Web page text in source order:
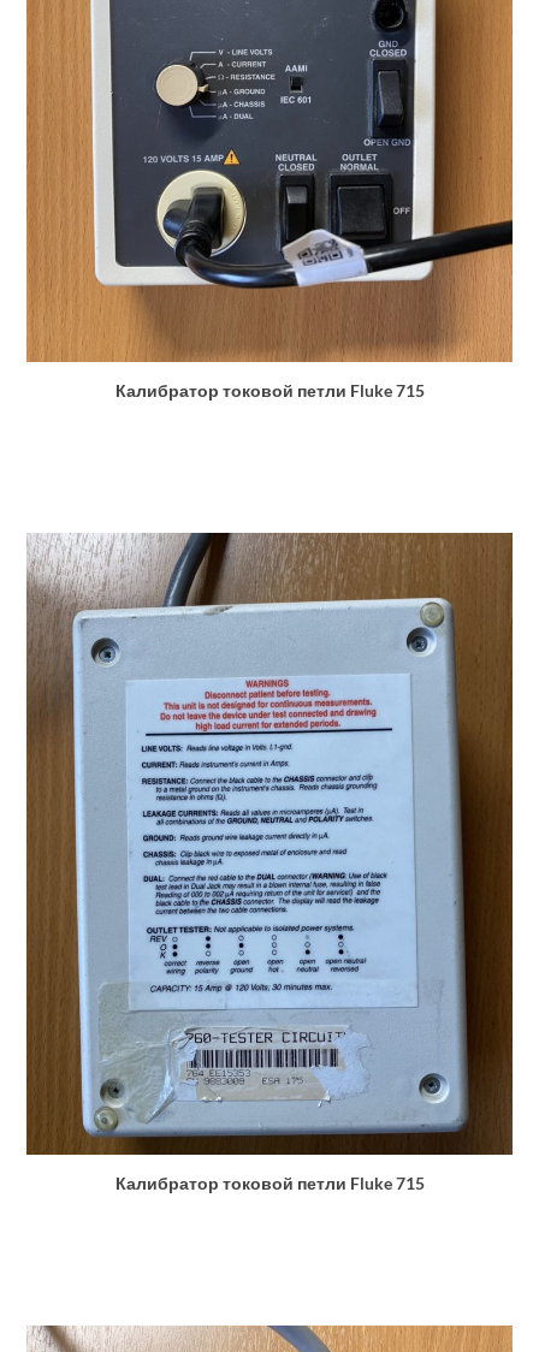
Калибратор токовой петли Fluke 715
Калибратор токовой петли Fluke 715